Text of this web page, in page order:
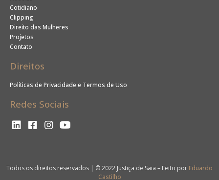
Cotidiano
Clipping
Direito das Mulheres
Projetos
Contato
Direitos
Políticas de Privacidade e Termos de Uso
Redes Sociais
Todos os direitos reservados | © 2022 Justiça de Saia – Feito por Eduardo
Castilho